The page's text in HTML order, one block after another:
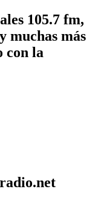
105.7 fm,
muchas más
con la